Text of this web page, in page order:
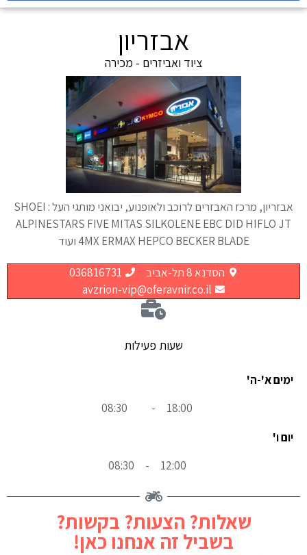
אבזריון
ציוד ואביזרים - מכירה
אבזריון, מרכז האבזרים לרוכב ולאופנוע, יבואני מותגי העל : SHOEI
ALPINESTARS FIVE MITAS SILKOLENE EBC DID HIFLO JT
4MX ERMAX HEPCO BECKER BLADE ועוד
הסדנא 8 תל-אביב
036816731
avzrion-vip@oferavnir.co.il
שעות פעילות
ימים א'-ה'
18:00
-
08:30
יום ו'
12:00
-
08:30
שאלות? הצעות? בקשות?
בשביל זה אנחנו כאן!